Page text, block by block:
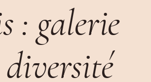
: galerie
diversité